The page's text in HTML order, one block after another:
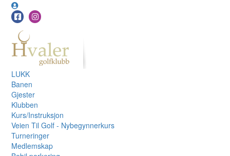
LUKK
Banen
Gjester
Klubben
Kurs/Instruksjon
Veien Til Golf - Nybegynnerkurs
Turneringer
Medlemskap